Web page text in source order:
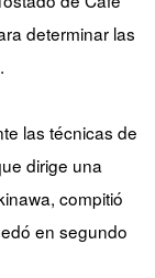
determinar las
las técnicas de
dirige una
compitió
en segundo